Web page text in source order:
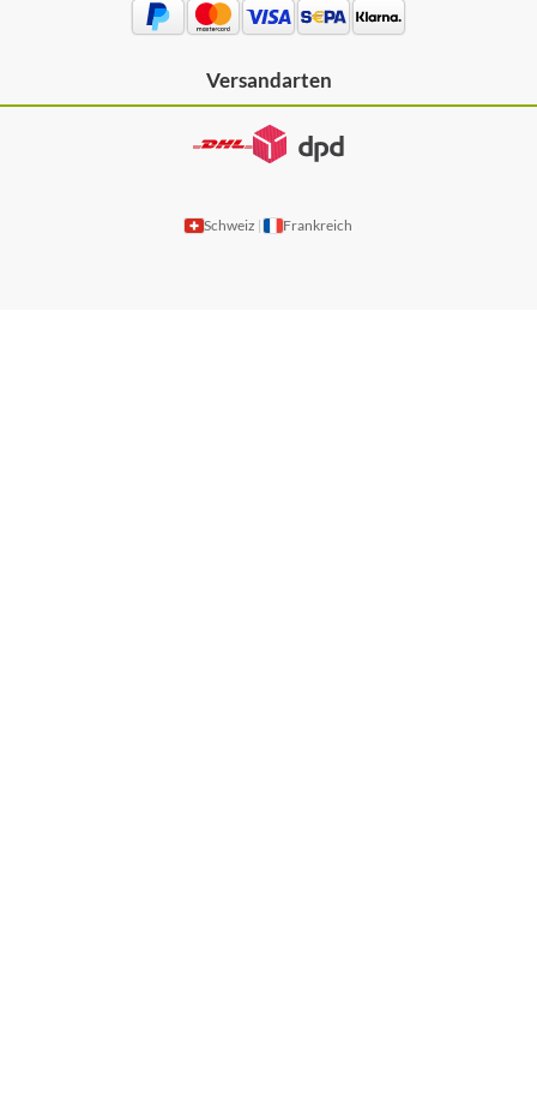
Versandarten
Schweiz Frankreich